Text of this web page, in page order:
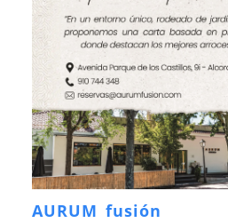
AURUM fusión